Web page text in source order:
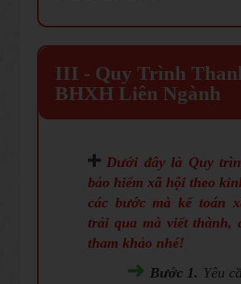
III - Quy Trình
BHXH Liên Ngành
Dưới đây là Quy
bảo hiểm xã hội theo
các bước mà kế toán
trải qua mà viết thành,
tham khảo nhé!
Bước 1. Yêu